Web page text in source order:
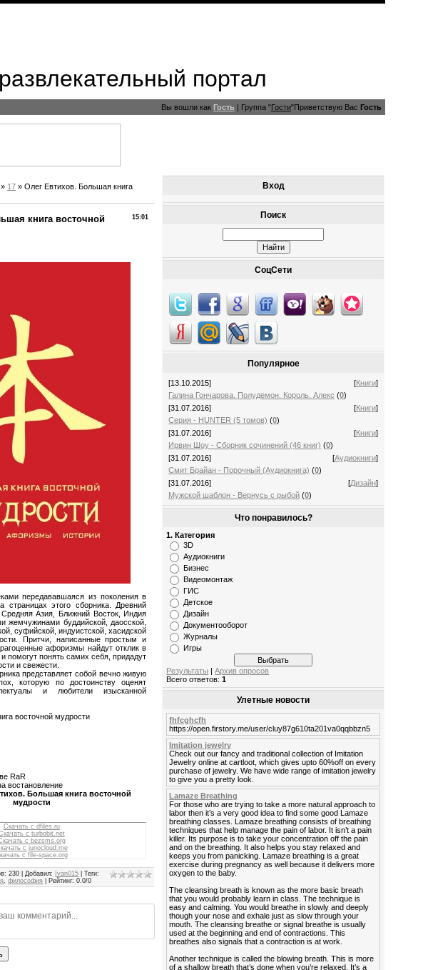
портал
Вы вошли как Гость | Группа"Гости"Приветствую Вас Гость
» 17 » Олег Евтихов. Большая книга
15:01
книга восточной
передававшаяся из поколения в
страницах этого сборника. Древний
Азия, Ближний Восток, Индия
жемчужинами буддийской, даосской,
суфийской, индуистской, хасидской
Притчи, написанные простым и
афоризмы найдут отклик в
помогут понять самих себя, придадут
и свежести.
представляет собой вечно живую
которую по достоинству оценят
и любители изысканной
восточной мудрости
RaR
востановление
Большая книга восточной
мудрости
Скачать с dfiles.ru
с turbobit.net
с bezsms.org
с junocloud.me
с file-space.org
: 230 Добавил: Ivan015 |Теги:
,философия Рейтинг: 0.0/0
Вход
Поиск
СоцСети
Популярное
[13.10.2015] [Книги]
Галина Гончарова. Полудемон. Король. Алекс (0)
[31.07.2016]
[Книги]
Серия - HUNTER (5 томов) (0)
[31.07.2016]
[Книги]
Ирвин Шоу - Сборник сочинений (46 книг) (0)
[31.07.2016]
[Аудиокниги]
Смит Брайан - Порочный (Аудиокнига) (0)
[31.07.2016]
[Дизайн]
Мужской шаблон - Вернусь с рыбой (0)
Что понравилось?
1. Категория
3D
Аудиокниги
Бизнес
Видеомонтаж
ГИС
Детское
Дизайн
Документооборот
Журналы
Игры
Результаты |Архив опросов
Всего ответов:1
Улетные новости
fhfcghcfh
https://open.firstory.me/user/cluy87g610ta201va0qqbbzn5
Imitation jewelry
Check out our fancy and traditional collection of Imitation
Jewelry online at cartloot, which gives upto 60%off on every
purchase of jewelry. We have wide range of imitation jewelry
to give you a pretty look.
Lamaze Breathing
For those who are trying to take a more natural approach to
labor then it’s a very good idea to find some good Lamaze
breathing classes. Lamaze breathing consists of breathing
techniques that help manage the pain of labor. It isn’t a pain
killer. Its purpose is to take your concentration off the pain
and on the breathing. It also helps you stay relaxed and
keeps you from panicking. Lamaze breathing is a great
exercise during pregnancy as well because it delivers more
oxygen to the baby.
The cleansing breath is known as the more basic breath
that you would probably learn in class. The technique is
easy and calming. You would breathe in slowly and deeply
though your nose and exhale just as slow through your
mouth. The cleansing breathe or signal breathe is usually
used at the beginning and end of contractions. This
breathes also signals that a contraction is at work.
Another technique is called the blowing breath. This is more
of a shallow breath that’s done when you’re relaxed. It’s a